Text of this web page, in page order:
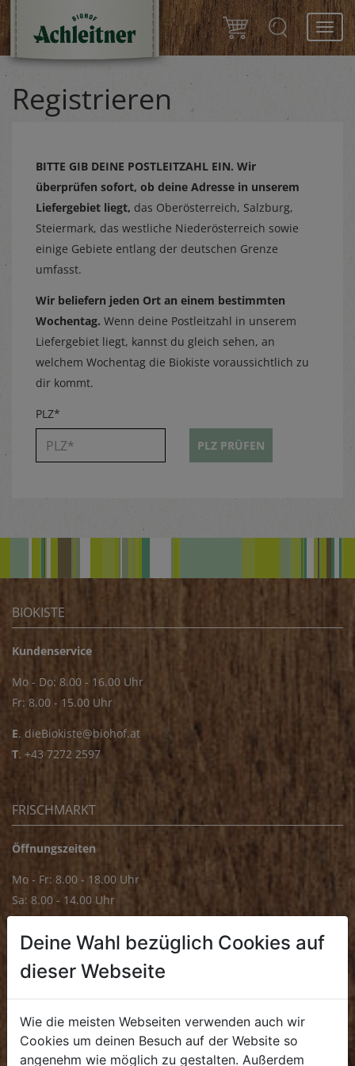
Registrieren
BITTE GIB DEINE POSTLEITZAHL EIN. Wir
überprüfen sofort, ob deine Adresse in unserem
Liefergebiet liegt, das Oberösterreich, Salzburg,
Steiermark, das westliche Niederösterreich sowie
einige Gebiete entlang der deutschen Grenze
umfasst.
Wir beliefern jeden Ort an einem bestimmten
Wochentag. Wenn deine Postleitzahl in unserem
Liefergebiet liegt, kannst du gleich sehen, an
welchem Wochentag die Biokiste voraussichtlich zu
dir kommt.
PLZ*
PLZ PRÜFEN
BIOKISTE
Kundenservice
Mo - Do: 8.00 - 16.00 Uhr
Fr: 8.00 - 15.00 Uhr
E. dieBiokiste@biohof.at
T. +43 7272 2597
FRISCHMARKT
Öffnungszeiten
Mo - Fr: 8.00 - 18.00 Uhr
Sa: 8.00 - 14.00 Uhr
Mo - Fr: 8.00 - 16.00 Uhr
. +43 7272 4859 70
Deine Wahl bezüglich Cookies auf
dieser Webseite
Wie die meisten Webseiten verwenden auch wir
Cookies um deinen Besuch auf der Website so
angenehm wie möglich zu gestalten. Außerdem